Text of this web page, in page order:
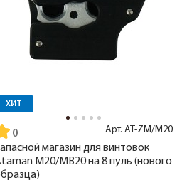
ХИТ
Арт. AT-ZM/M20
магазин для винтовок
М20/МВ20 на 8 пуль (нового